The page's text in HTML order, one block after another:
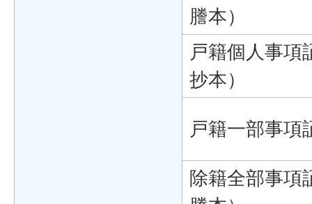
謄本）
戸籍個人事項
抄本）
戸籍一部事項
除籍全部事項